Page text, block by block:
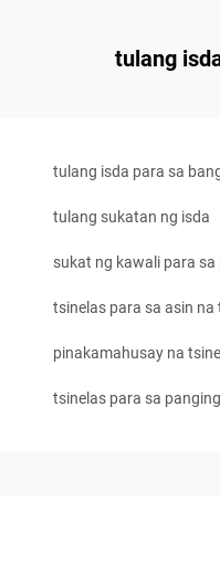
tulang
tulang isda para sa
tulang sukatan ng isda
sukat ng kawali para
tsinelas para sa asin na
pinakamahusay na
tsinelas para sa